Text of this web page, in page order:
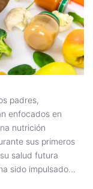
padres,
enfocados en
nutrición
sus primeros
salud futura
sido impulsado…